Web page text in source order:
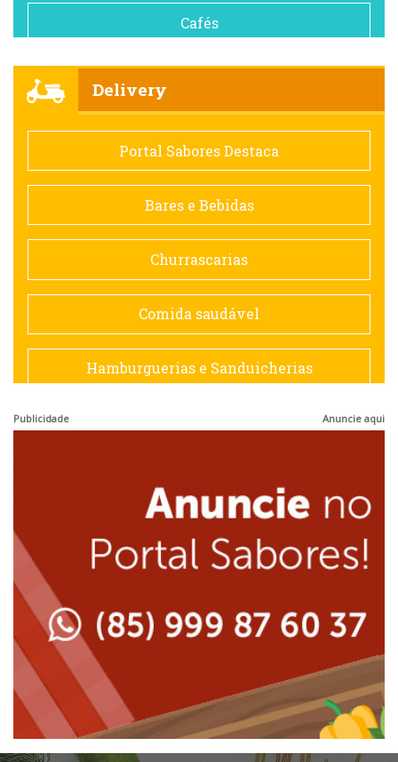
Cafés
Comida saudável
Contemporânea
Doceria
Espanhola
Francesa
Japonesa e Oriental
Lanchonetes
Massas
Peixes e Frutos do Mar
Delivery
Portal Sabores Destaca
Bares e Bebidas
Churrascarias
Comida saudável
Hamburguerias e Sanduicherias
Peixes e Frutos do Mar
Pizzarias
Portuguesa
Publicidade Anuncie aqui